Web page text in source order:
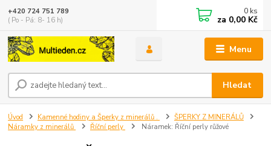
Menu
Hledat
+420 724 751 789
( Po - Pá: 8- 16 h)
0 ks
za 0,00 Kč
Úvod Kamenné hodiny a Šperky z minerálů .
ŠPERKY Z MINERÁLŮ
Náramky z minerálů
Říční perly Náramek: Říční perly růžové